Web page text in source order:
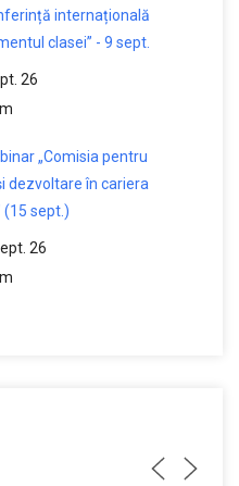
internațională
clasei” - 9 sept.
26
„Comisia pentru
dezvoltare în cariera
(15 sept.)
26